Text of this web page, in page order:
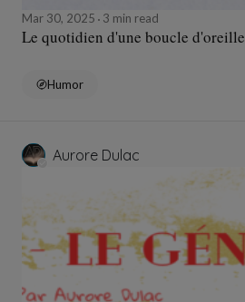
Mar 30, 2025 3 min read
Le quotidien d'une boucle d'oreille
Humor
Aurore Dulac